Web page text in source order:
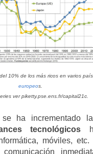
10% de los más ricos en varios
europeos.
ver piketty.pse.ens.fr/capital21c.
ha incrementado
tecnológicos
móviles,